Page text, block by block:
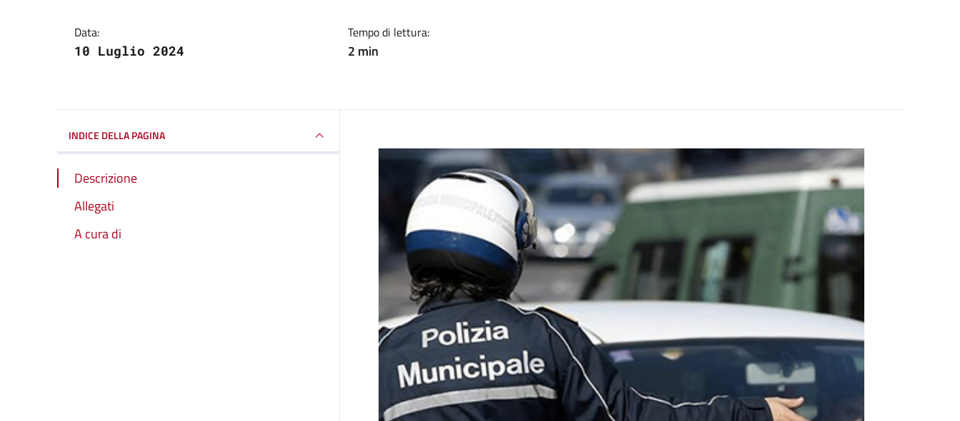
Data:
10 Luglio 2024
Tempo di lettura:
2 min
INDICE DELLA PAGINA
Descrizione
Allegati
A cura di